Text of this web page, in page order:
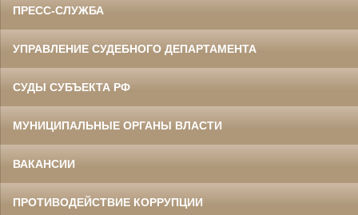
ПРЕСС-СЛУЖБА
УПРАВЛЕНИЕ СУДЕБНОГО ДЕПАРТАМЕНТА
СУДЫ СУБЪЕКТА РФ
МУНИЦИПАЛЬНЫЕ ОРГАНЫ ВЛАСТИ
ВАКАНСИИ
ПРОТИВОДЕЙСТВИЕ КОРРУПЦИИ